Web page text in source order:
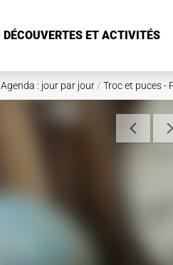
DÉCOUVERTES ET ACTIVITÉS
Agenda : jour par jour / Troc et puces -